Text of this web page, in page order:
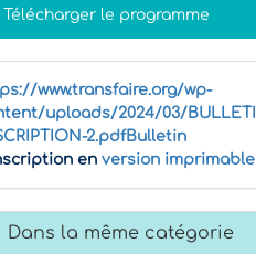
Télécharger le programme
www.transfaire.org/wp-
uploads/2024/03/
2.pdfBulletin
en version imprimable
Dans la même catégorie